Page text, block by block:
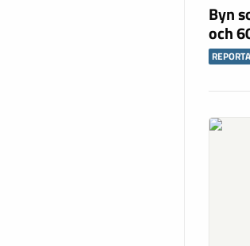
Byn
och